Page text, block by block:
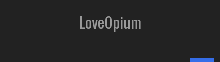
LoveOpium